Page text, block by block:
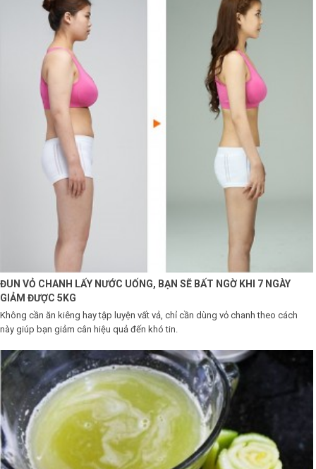
ĐUN VỎ CHANH LẤY NƯỚC UỐNG, BẠN SẼ BẤT NGỜ KHI 7 NGÀY
GIẢM ĐƯỢC 5KG
Không cần ăn kiêng hay tập luyện vất vả, chỉ cần dùng vỏ chanh theo cách
này giúp bạn giảm cân hiệu quả đến khó tin.